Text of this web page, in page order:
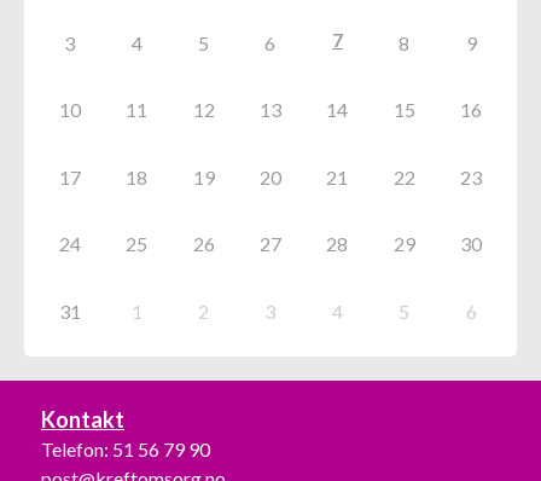
3 4 5 6 7 8 9
10 11 12 13 14 15 16
17 18 19 20 21 22 23
24 25 26 27 28 29 30
31 1 2 3 4 5 6
Kontakt
Telefon: 51 56 79 90